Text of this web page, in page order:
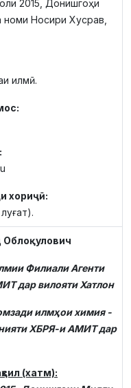
2015, Донишгоҳи
Носири Хусрав,
илмӣ.
хориҷӣ:
Филиали Агенти
дар вилояти Хатлон
илмҳои химия -
ХБРЯ-и АМИТ дар
(хатм):